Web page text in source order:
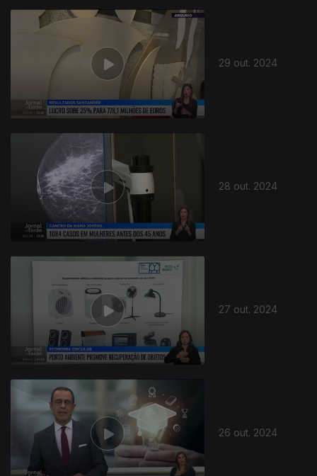
29 out. 2024
28 out. 2024
27 out. 2024
26 out. 2024